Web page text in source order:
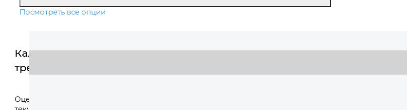
Посмотреть все опции
Калькулятор
трейд-ин
Оцените свой